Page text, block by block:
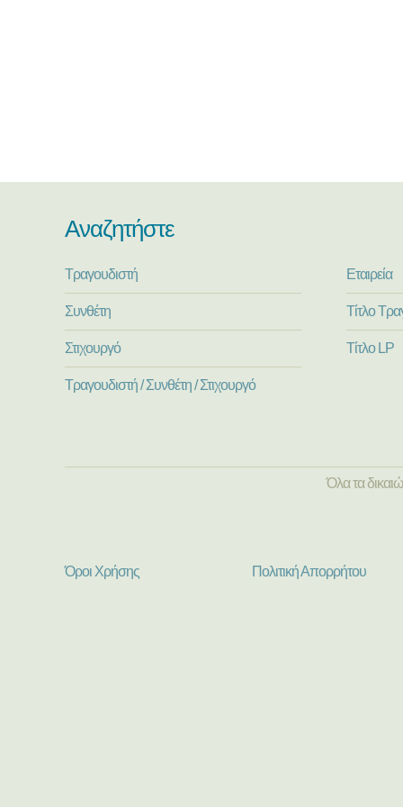
Αναζητήστε
Τραγουδιστή
Συνθέτη
Στιχουργό
Τραγουδιστή / Συνθέτη / Στιχουργό
Εταιρεία
Τίτλο
Τίτλο LP
Όλα τα
Όροι Χρήσης Πολιτική Απορρήτου